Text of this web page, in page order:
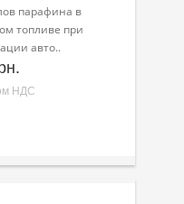
парафина в
топливе при
авто..
НДС